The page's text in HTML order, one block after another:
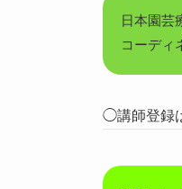
日本園芸
コーディ
◯講師登録